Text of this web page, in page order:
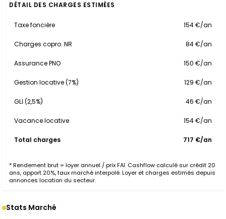
DÉTAIL DES CHARGES ESTIMÉES
Taxe foncière 154 €/an
Charges copro. NR 84 €/an
Assurance PNO 150 €/an
Gestion locative (7%) 129 €/an
GLI (2,5%) 46 €/an
Vacance locative 154 €/an
Total charges 717 €/an
* Rendement brut = loyer annuel / prix FAI. Cashflow calculé sur crédit 20
ans, apport 20%, taux marché interpolé. Loyer et charges estimés depuis
annonces location du secteur.
Stats Marché